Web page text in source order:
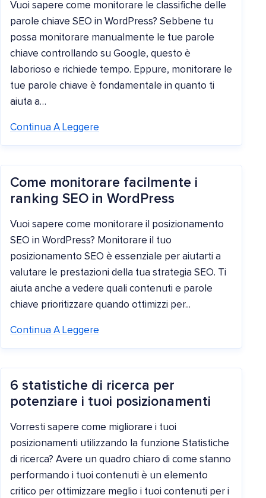
Vuoi sapere come monitorare le classifiche delle
parole chiave SEO in WordPress? Sebbene tu
possa monitorare manualmente le tue parole
chiave controllando su Google, questo è
laborioso e richiede tempo. Eppure, monitorare le
tue parole chiave è fondamentale in quanto ti
aiuta a…
Continua A Leggere
Come monitorare facilmente i
ranking SEO in WordPress
Vuoi sapere come monitorare il posizionamento
SEO in WordPress? Monitorare il tuo
posizionamento SEO è essenziale per aiutarti a
valutare le prestazioni della tua strategia SEO. Ti
aiuta anche a vedere quali contenuti e parole
chiave prioritizzare quando ottimizzi per...
Continua A Leggere
6 statistiche di ricerca per
potenziare i tuoi posizionamenti
Vorresti sapere come migliorare i tuoi
posizionamenti utilizzando la funzione Statistiche
di ricerca? Avere un quadro chiaro di come stanno
performando i tuoi contenuti è un elemento
critico per ottimizzare meglio i tuoi contenuti per i